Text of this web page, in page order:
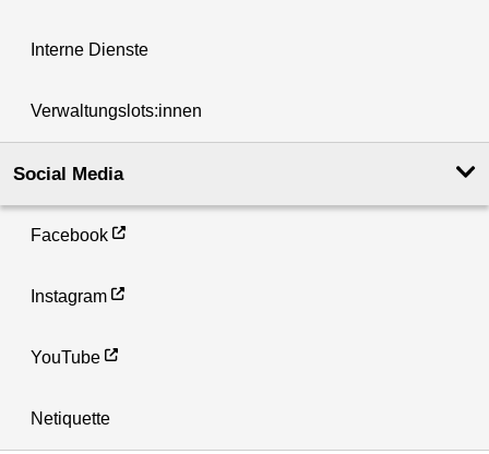
Interne Dienste
Verwaltungslots:innen
Social Media
Facebook
Instagram
YouTube
Netiquette